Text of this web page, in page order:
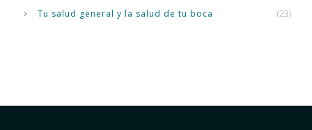
Tu salud general y la salud de tu boca (23)